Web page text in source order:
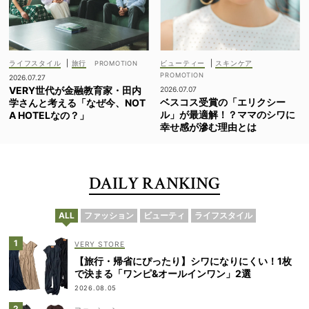
ライフスタイル
旅行
2026.07.27
VERY世代が金融教育家・田内
学さんと考える「なぜ今、NOT
A HOTELなの？」
ビューティー スキンケア
2026.07.07
ベスコス受賞の「エリクシー
ル」が最適解！？ママのシワに
幸せ感が滲む理由とは
DAILY RANKING
ALL ファッション ビューティ ライフスタイル
VERY STORE
【旅行・帰省にぴったり】シワになりにくい！1枚
で決まる「ワンピ&オールインワン」2選
2026.08.05